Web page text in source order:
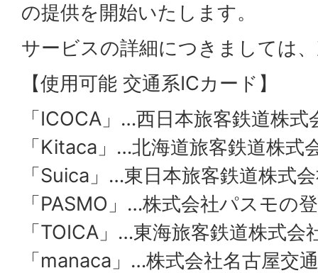
の提供を開始いたします。
サービスの詳細につきましては
【使用可能 交通系ICカード】
「ICOCA」…西日本旅客鉄道株
「Kitaca」…北海道旅客鉄道株式
「Suica」…東日本旅客鉄道株式
「PASMO」…株式会社パスモの
「TOICA」…東海旅客鉄道株式
「manaca」…株式会社名古屋交